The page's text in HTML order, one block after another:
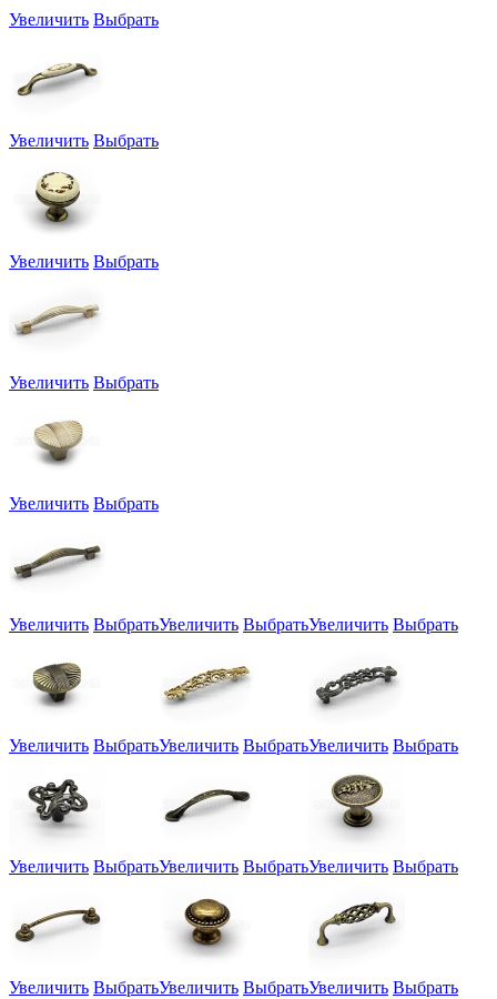
Увеличить Выбрать
Увеличить Выбрать
Увеличить Выбрать
Увеличить Выбрать
Увеличить Выбрать
Увеличить ВыбратьУвеличить ВыбратьУвеличить Выбрать
Увеличить ВыбратьУвеличить ВыбратьУвеличить Выбрать
Увеличить ВыбратьУвеличить ВыбратьУвеличить Выбрать
Увеличить ВыбратьУвеличить ВыбратьУвеличить Выбрать